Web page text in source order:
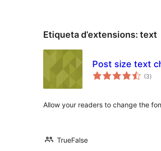
Etiqueta d’extensions: text
Post size text
(3totals
)
Allow your readers to change the
TrueFalse